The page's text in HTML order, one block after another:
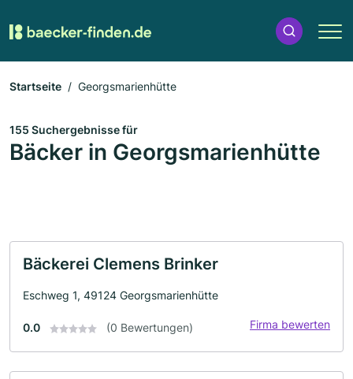
Startseite Georgsmarienhütte
155 Suchergebnisse für
Bäcker in Georgsmarienhütte
Bäckerei Clemens Brinker
Eschweg 1, 49124 Georgsmarienhütte
0.0 (0 Bewertungen) Firma bewerten